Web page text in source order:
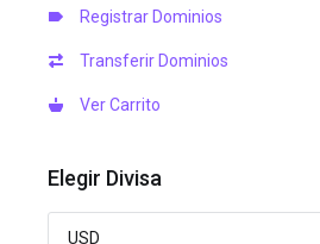
Registrar Dominios
Transferir Dominios
Ver Carrito
Elegir Divisa